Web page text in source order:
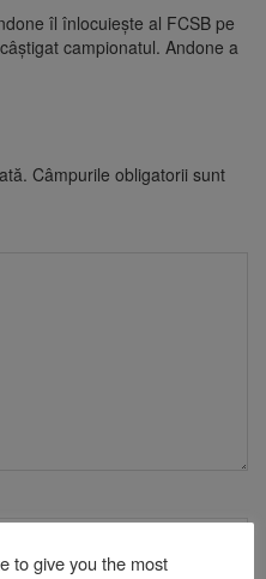
îl înlocuieşte al FCSB pe
campionatul. Andone a
Câmpurile obligatorii sunt
to give you the most